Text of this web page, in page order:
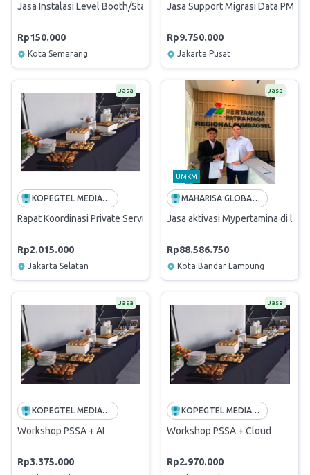
Jasa Instalasi Level Booth/Stand Pameran
Rp150.000
Kota Semarang
Jasa Support Migrasi Data PMS
Rp9.750.000
Jakarta Pusat
Jasa
KOPEGTEL MEDIATRON
Rapat Koordinasi Private Service SolAr
Rp2.015.000
Jakarta Selatan
Jasa
UMKM
MAHARISA GLOBAL MEDIA
Jasa aktivasi Mypertamina di
Rp88.586.750
Kota Bandar Lampung
Jasa
KOPEGTEL MEDIATRON
Workshop PSSA + AI
Rp3.375.000
Jasa
KOPEGTEL MEDIATRON
Workshop PSSA + Cloud
Rp2.970.000